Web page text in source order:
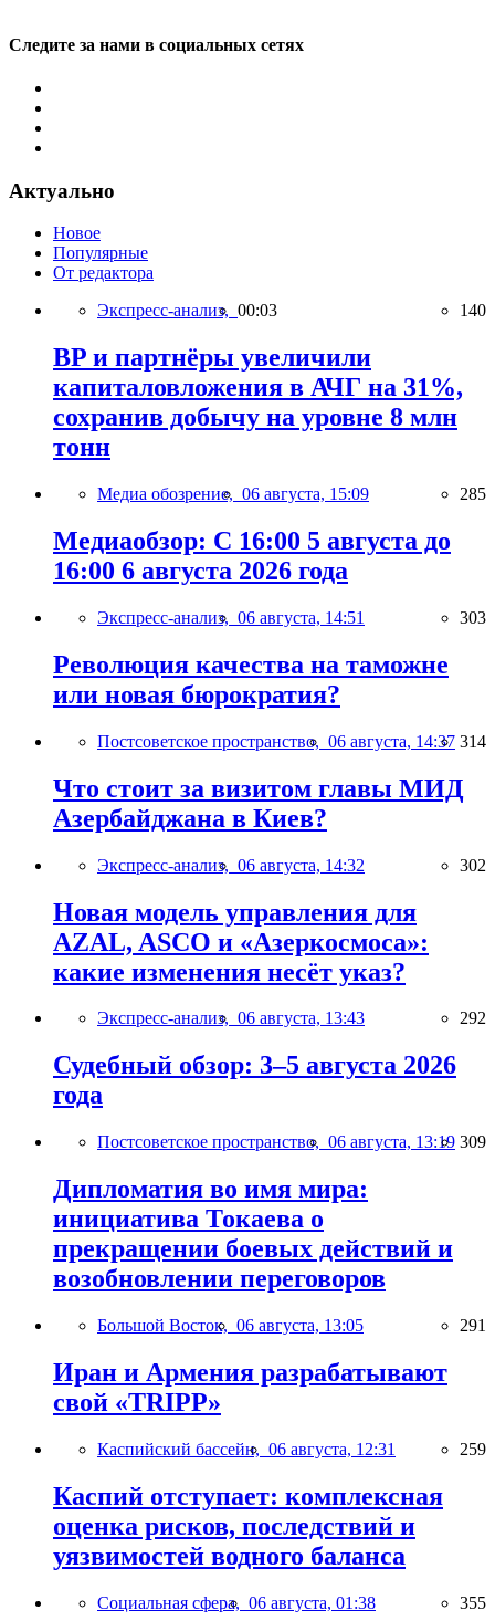
Следите за нами в социальных сетях
Актуально
Новое
Популярные
От редактора
Экспресс-анализ, 00:03 140
BP и партнёры увеличили
капиталовложения в АЧГ на 31%,
сохранив добычу на уровне 8 млн
тонн
Медиа обозрение, 06 августа, 15:09 285
Медиаобзор: С 16:00 5 августа до
16:00 6 августа 2026 года
Экспресс-анализ, 06 августа, 14:51 303
Революция качества на таможне
или новая бюрократия?
Постсоветское пространство, 06 августа, 14:37 314
Что стоит за визитом главы МИД
Азербайджана в Киев?
Экспресс-анализ, 06 августа, 14:32 302
Новая модель управления для
AZAL, ASCO и «Азеркосмоса»:
какие изменения несёт указ?
Экспресс-анализ, 06 августа, 13:43 292
Судебный обзор: 3–5 августа 2026
года
Постсоветское пространство, 06 августа, 13:19 309
Дипломатия во имя мира:
инициатива Токаева о
прекращении боевых действий и
возобновлении переговоров
Большой Восток, 06 августа, 13:05 291
Иран и Армения разрабатывают
свой «TRIPP»
Каспийский бассейн, 06 августа, 12:31 259
Каспий отступает: комплексная
оценка рисков, последствий и
уязвимостей водного баланса
Социальная сфера, 06 августа, 01:38 355